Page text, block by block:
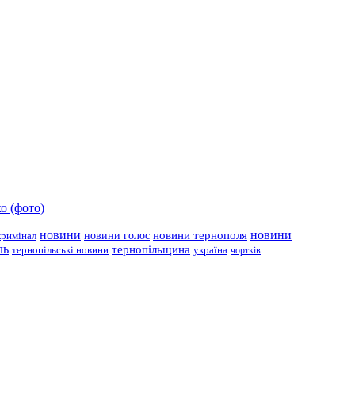
(фото)
новини новини голос новини тернополя новини
тернопільські новини тернопільщина україна чортків